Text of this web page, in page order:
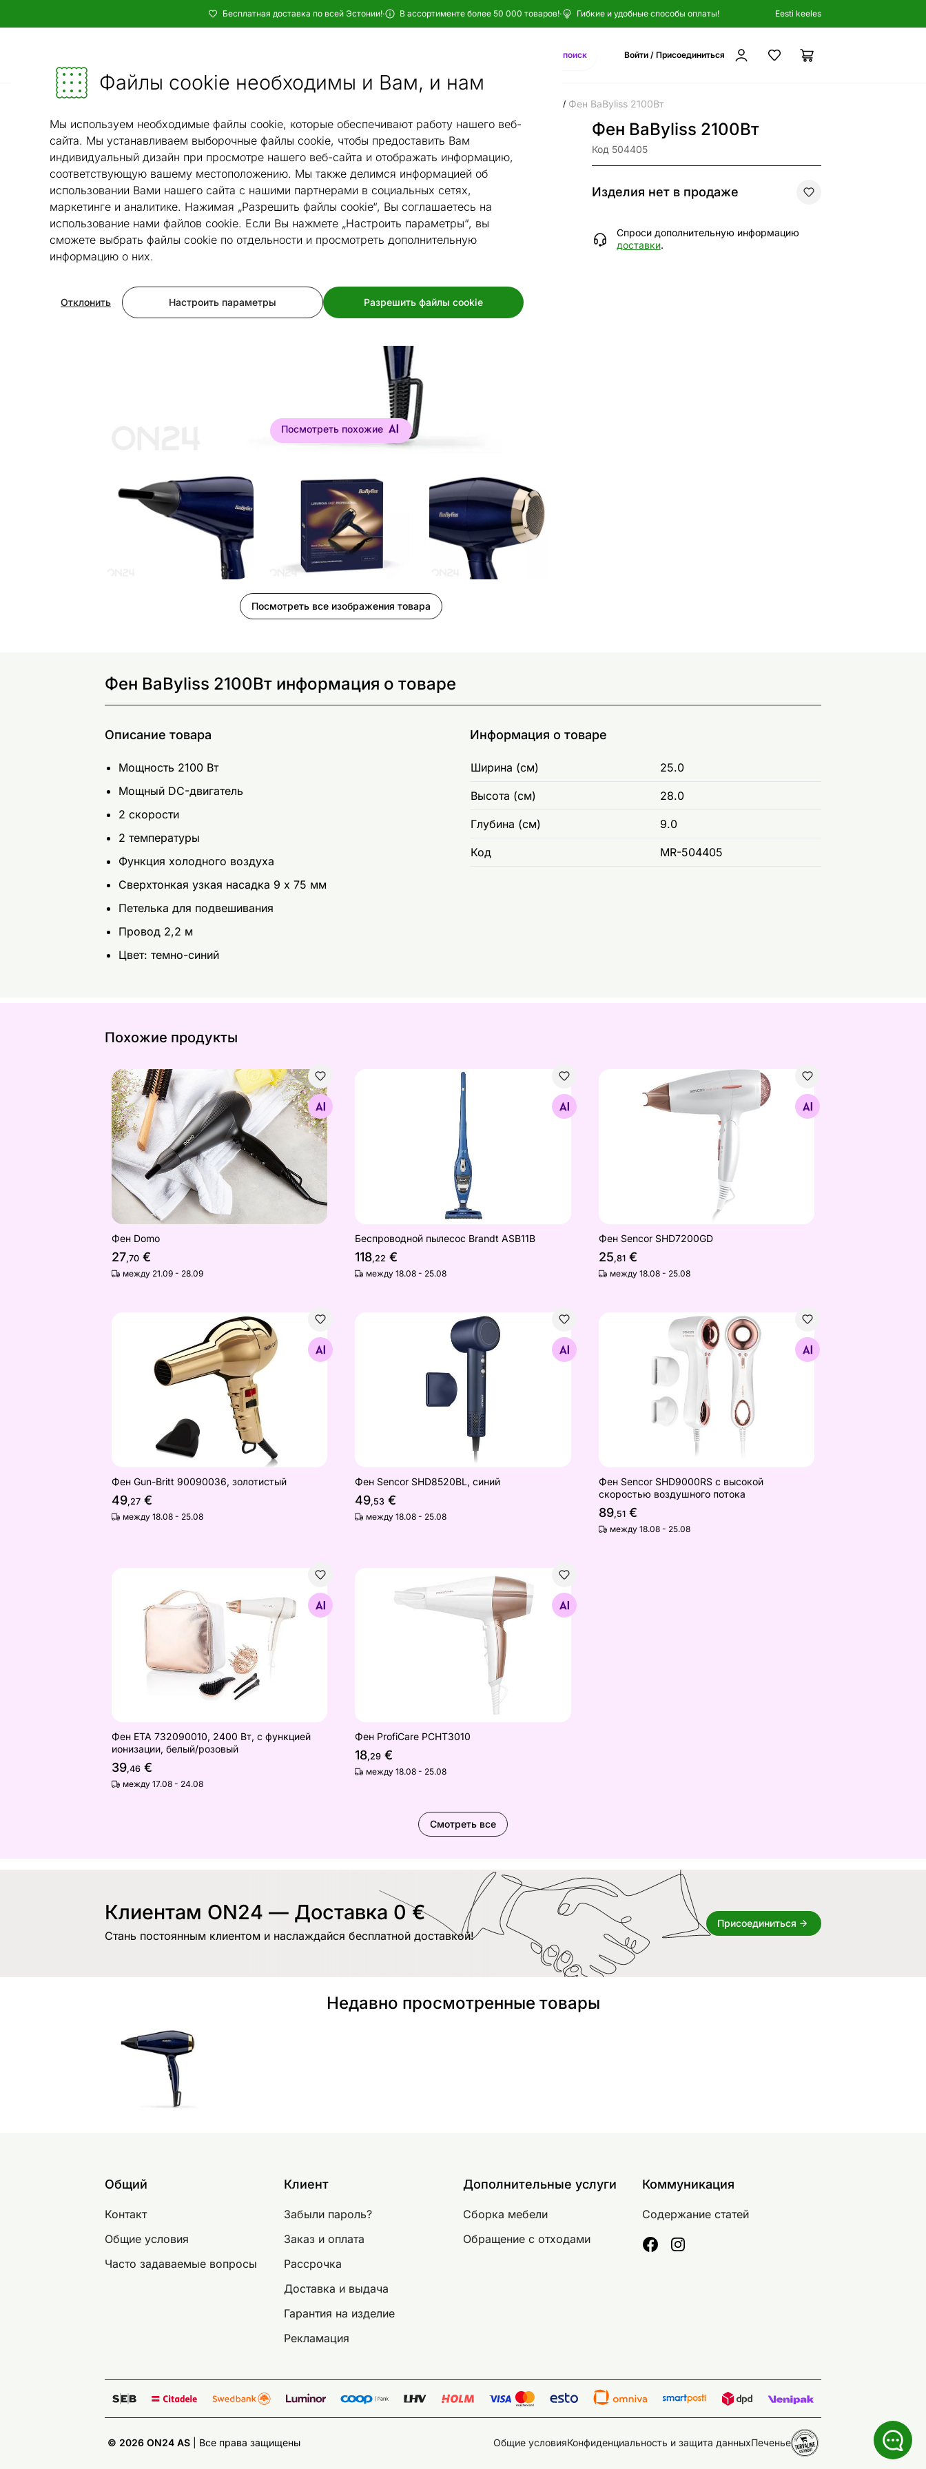
Файлы cookie необходимы и Вам, и нам
Мы используем необходимые файлы cookie, которые обеспечивают работу нашего веб-
сайта. Мы устанавливаем выборочные файлы cookie, чтобы предоставить Вам
индивидуальный дизайн при просмотре нашего веб-сайта и отображать информацию,
соответствующую вашему местоположению. Мы также делимся информацией об
использовании Вами нашего сайта с нашими партнерами в социальных сетях,
маркетинге и аналитике. Нажимая „Разрешить файлы cookie“, Вы соглашаетесь на
использование нами файлов cookie. Если Вы нажмете „Настроить параметры“, вы
сможете выбрать файлы cookie по отдельности и просмотреть дополнительную
информацию о них.
Настроить параметры Разрешить файлы cookie
Отклонить
Бесплатная доставка по всей Эстонии!· В ассортименте более 50 000 товаров!· Гибкие и удобные способы оплаты! Eesti keeles
Мебель и убранство - ON24
AI-поиск Войти / Присоединиться
/ Фен BaByliss 2100Вт
Посмотреть похожие
Посмотреть все изображения товара
Фен BaByliss 2100Вт
Код 504405
Изделия нет в продаже
Спроси дополнительную информацию
доставки.
Фен BaByliss 2100Вт информация о товаре
Описание товара
Мощность 2100 Вт
Мощный DC-двигатель
2 скорости
2 температуры
Функция холодного воздуха
Сверхтонкая узкая насадка 9 x 75 мм
Петелька для подвешивания
Провод 2,2 м
Цвет: темно-синий
Информация о товаре
Ширина (см) 25.0
Высота (см) 28.0
Глубина (см) 9.0
Код MR-504405
Похожие продукты
Фен Domo
Найдите похожие
Фен Domo
27,70 €
между 21.09 - 28.09
Беспроводной пылесос Brandt ASB11B
Беспроводной пылесос Brandt ASB11B
118,22 €
между 18.08 - 25.08
Фен Sencor SHD7200GD
Найдите похожие
Фен Sencor SHD7200GD
25,81€
между 18.08 - 25.08
Фен Gun-Britt 90090036, золотистый
Найдите похожие
Фен Gun-Britt 90090036, золотистый
49,27 €
между 18.08 - 25.08
Фен Sencor SHD8520BL, синий
Найдите похожие
Фен Sencor SHD8520BL, синий
49,53 €
между 18.08 - 25.08
Фен Sencor SHD9000RS с высокой скоростью воздушного
Найдите похожие
Фен Sencor SHD9000RS с высокой
скоростью воздушного потока
89,51€
между 18.08 - 25.08
Фен ETA 732090010, 2400 Вт, с функцией ионизации, белый/розовый
Найдите похожие
Фен ETA 732090010, 2400 Вт, с функцией
ионизации, белый/розовый
39,46 €
между 17.08 - 24.08
Найдите похожие
Фен ProfiCare PCHT3010
18,29 €
между 18.08 - 25.08
Смотреть все
Клиентам ON24 — Доставка 0 €
Стань постоянным клиентом и наслаждайся бесплатной доставкой!
Присоединиться
Недавно просмотренные товары
Общий
Контакт
Общие условия
Часто задаваемые вопросы
Клиент
Забыли пароль?
Заказ и оплата
Рассрочка
Доставка и выдача
Гарантия на изделие
Рекламация
Дополнительные услуги
Сборка мебели
Обращение с отходами
Коммуникация
Содержание статей
© 2026 ON24 AS Bce права защищены Общие условияКонфиденциальность и защита данныхПеченье